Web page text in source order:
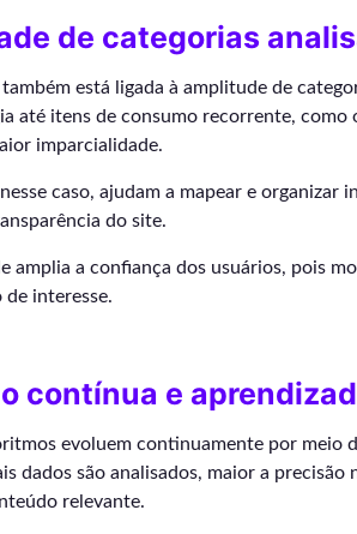
de categorias
está ligada à amplitude de
até itens de consumo recorrente, como
imparcialidade.
caso, ajudam a mapear e organizar
do site.
amplia a confiança dos usuários, pois
interesse.
contínua e
evoluem continuamente por meio
dados são analisados, maior a precisão
relevante.